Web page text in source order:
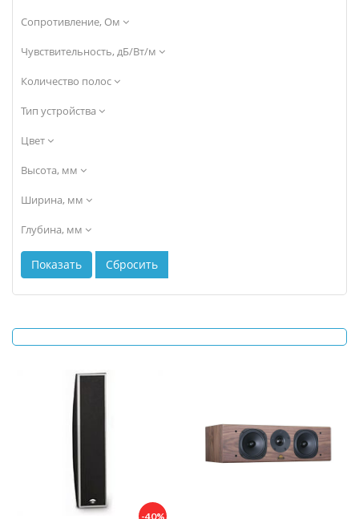
Сопротивление, Ом
Чувствительность, дБ/Вт/м
Количество полос
Тип устройства
Цвет
Высота, мм
Ширина, мм
Глубина, мм
-40%